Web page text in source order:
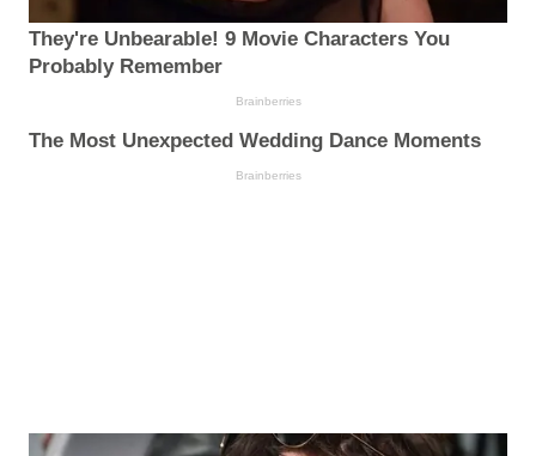
They're Unbearable! 9 Movie Characters You
Probably Remember
Brainberries
The Most Unexpected Wedding Dance Moments
Brainberries